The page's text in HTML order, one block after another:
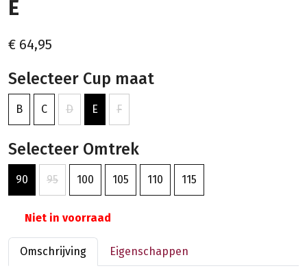
E
€ 64,95
Selecteer Cup maat
B C D E F
Selecteer Omtrek
90 95 100 105 110 115
Niet in voorraad
Omschrijving Eigenschappen